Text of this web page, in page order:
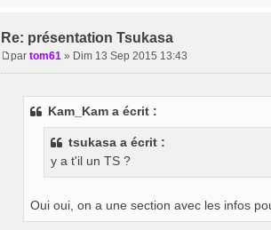
Re: présentation Tsukasa
par tom61 » Dim 13 Sep 2015 13:43
Kam_Kam a écrit :
tsukasa a écrit :
y a t'il un TS ?
Oui oui, on a une section avec les infos